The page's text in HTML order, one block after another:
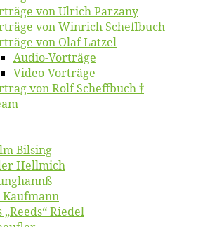
von Ul­rich Parzany
von Win­rich Scheffbuch
von Olaf Latzel
Au­dio-Vor­trä­ge
Vi­deo-Vor­trä­ge
von Rolf Scheffbuch †
Bilsing
Hellmich
Riedel